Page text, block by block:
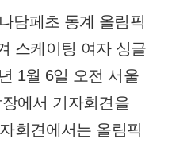
담페초 동계 올림픽
스케이팅 여자 싱글
1월 6일 오전 서울
에서 기자회견을
회견에서는 올림픽